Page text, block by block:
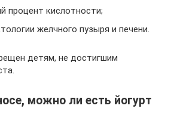
процент кислотности;
желчного пузыря и печени.
детям, не достигшим
можно ли есть йогурт